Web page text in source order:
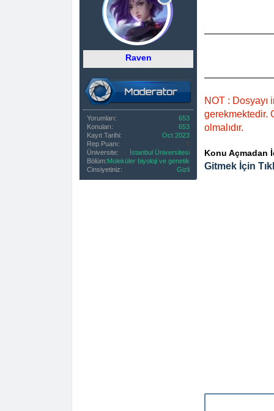
Raven
Yorumları:
653
Konuları:
653
Kayıt Tarihi:
Oct 2023
Rep Puanı:
Üniversite:
İstanbul Üniversitesi
Bölüm: Moleküler biyoloji ve genetik
Cinsiyetiniz:
Gizli
NOT : Dosyayı
gerekmektedir.
olmalıdır.
Konu Açmadan
Gitmek İçin